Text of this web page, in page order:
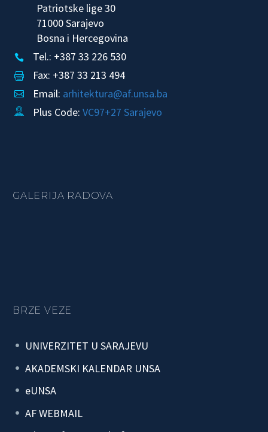
Patriotske lige 30
71000 Sarajevo
Bosna i Hercegovina

 Tel.: +387 33 226 530

 Fax: +387 33 213 494

 Email: arhitektura@af.unsa.ba

 Plus Code: VC97+27 Sarajevo
GALERIJA RADOVA
BRZE VEZE
UNIVERZITET U SARAJEVU
AKADEMSKI KALENDAR UNSA
eUNSA
AF WEBMAIL